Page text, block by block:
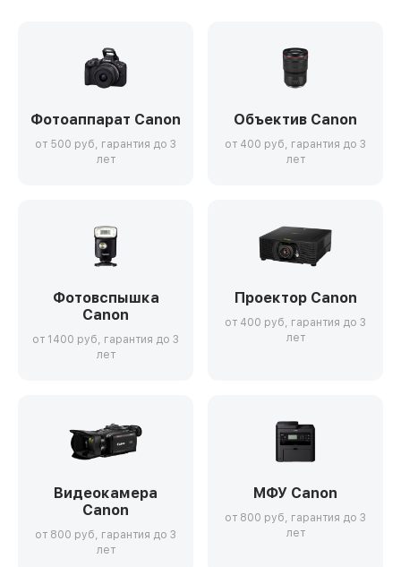
Фотоаппарат Canon
от 500 руб, гарантия до 3
лет
Объектив Canon
от 400 руб, гарантия до 3
лет
Фотовспышка
Canon
от 1400 руб, гарантия до 3
лет
Проектор Canon
от 400 руб, гарантия до 3
лет
Видеокамера
Canon
от 800 руб, гарантия до 3
лет
МФУ Canon
от 800 руб, гарантия до 3
лет